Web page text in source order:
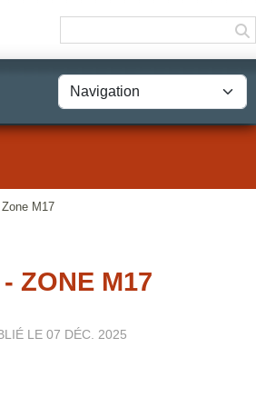
M17
ZONE M17
LE 07 DÉC. 2025
cookies